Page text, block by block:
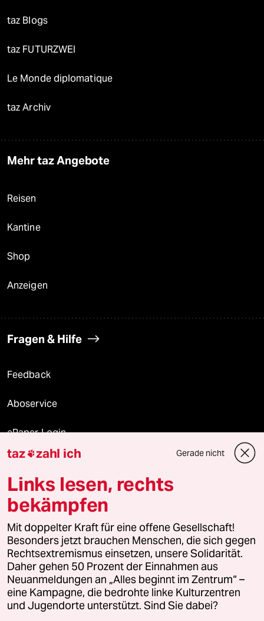
taz Blogs
taz FUTURZWEI
Le Monde diplomatique
taz Archiv
Mehr taz Angebote
Reisen
Kantine
Shop
Anzeigen
Fragen & Hilfe
Feedback
Aboservice
ePaper Login
Downloads für Abonnierende
© 2026 taz Verlags und Vertriebs GmbH
Alle Rechte vorbehalten. Bei rechtlichen Fragen oder für Genehmigungen
wenden Sie sich bitte an
lizenzen@taz.de
Feedback Redaktionsstatut Kommune-Richtlinien
Leitlinie Informant Datenschutz Impressum AGB
taz zahl ich Gerade nicht
Links lesen, rechts
bekämpfen
Mit doppelter Kraft für eine offene Gesellschaft!
Besonders jetzt brauchen Menschen, die sich gegen
Rechtsextremismus einsetzen, unsere Solidarität.
Daher gehen 50 Prozent der Einnahmen aus
Neuanmeldungen an „Alles beginnt im Zentrum“ –
eine Kampagne, die bedrohte linke Kulturzentren
und Jugendorte unterstützt. Sind Sie dabei?